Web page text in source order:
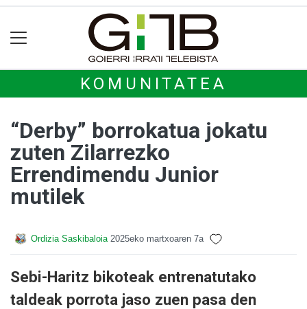
KOMUNITATEA
“Derby” borrokatua jokatu
zuten Zilarrezko
Errendimendu Junior
mutilek
Ordizia Saskibaloia 2025eko martxoaren 7a
Sebi-Haritz bikoteak entrenatutako
taldeak porrota jaso zuen pasa den